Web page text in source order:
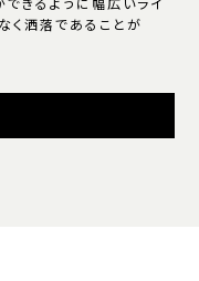
きるように幅広いライ
く洒落であることが